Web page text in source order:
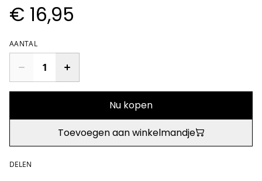
€ 16,95
AANTAL
Nu kopen
Toevoegen aan winkelmandje
DELEN